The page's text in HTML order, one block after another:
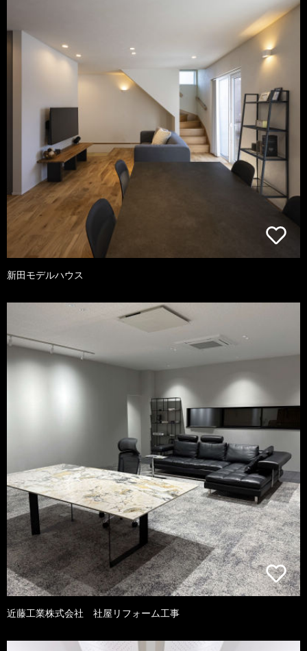
新田モデルハウス
近藤工業株式会社 社屋リフォーム工事